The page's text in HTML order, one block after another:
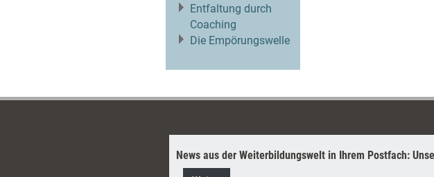
Entfaltung durch
Coaching
Die Empörungswelle
News aus der Weiterbildungswelt in Ihrem Postfach: